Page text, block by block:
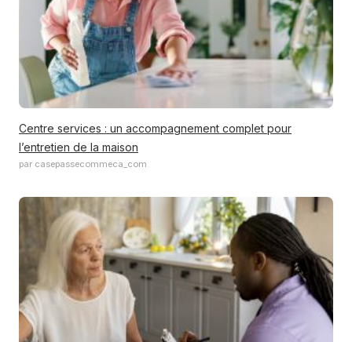
Centre services : un accompagnement complet pour
l’entretien de la maison
par casepassecommeca_com